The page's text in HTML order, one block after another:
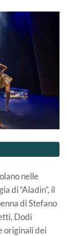
nelle
di “Aladin”, il
di Stefano
Dodi
originali dei